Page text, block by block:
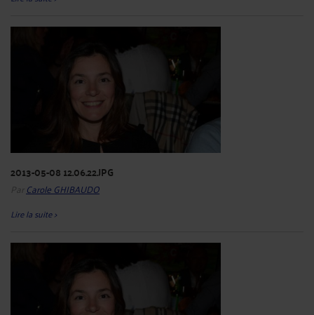
2013-05-08 12.06.22.JPG
Par Carole GHIBAUDO
Lire la suite >